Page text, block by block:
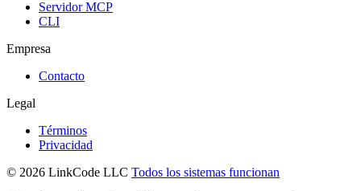
Servidor MCP
CLI
Empresa
Contacto
Legal
Términos
Privacidad
© 2026 LinkCode LLC Todos los sistemas funcionan